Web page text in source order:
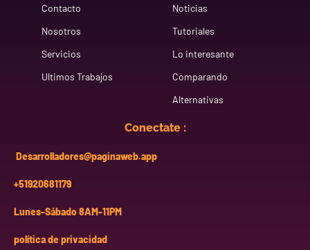
Contacto
Nosotros
Servicios
Ultimos Trabajos
Noticias
Tutoriales
Lo interesante
Comparando
Alternativas
Conectate :
Desarrolladores@paginaweb.app
+51920681179
Lunes-Sábado 8AM-11PM
política de privacidad